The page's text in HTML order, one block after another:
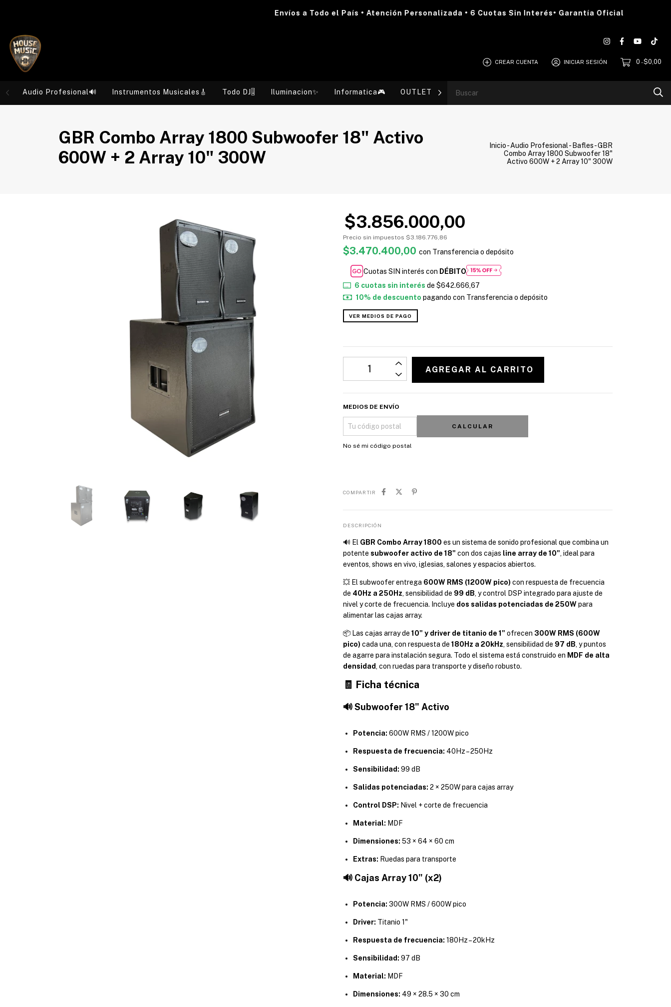
Envíos a Todo el País • Atención Personalizada • 6 Cuotas Sin Interés• Garantía Oficial
CREAR CUENTA INICIAR SESIÓN 0 -$0,00
Audio Profesional🔊 Instrumentos Musicales🎸 Todo DJ🎚️ Iluminacion✨ Informatica🎮 OUTLET💰 Blog
GBR Combo Array 1800 Subwoofer 18" Activo
600W + 2 Array 10" 300W
Inicio- Audio Profesional- Bafles-GBR
Combo Array 1800 Subwoofer 18"
Activo 600W + 2 Array 10" 300W
$3.856.000,00
Precio sin impuestos $3.186.776,86
$3.470.400,00 con Transferencia o depósito
Cuotas SIN interés con DÉBITO
6 cuotas sin interés de $642.666,67
10% de descuento pagando con Transferencia o depósito
VER MEDIOS DE PAGO
MEDIOS DE ENVÍO
CALCULAR
No sé mi código postal
COMPARTIR
DESCRIPCIÓN
🔊 El GBR Combo Array 1800 es un sistema de sonido profesional que combina un
potente subwoofer activo de 18" con dos cajas line array de 10", ideal para
eventos, shows en vivo, iglesias, salones y espacios abiertos.
💥 El subwoofer entrega 600W RMS (1200W pico) con respuesta de frecuencia
de 40Hz a 250Hz, sensibilidad de 99 dB, y control DSP integrado para ajuste de
nivel y corte de frecuencia. Incluye dos salidas potenciadas de 250Wpara
alimentar las cajas array.
📦 Las cajas array de 10" y driver de titanio de 1" ofrecen 300W RMS (600W
pico) cada una, con respuesta de 180Hz a 20kHz, sensibilidad de 97 dB, y puntos
de agarre para instalación segura. Todo el sistema está construido en MDF de alta
densidad, con ruedas para transporte y diseño robusto.
🧾 Ficha técnica
🔊 Subwoofer 18" Activo
Potencia: 600W RMS / 1200W pico
Respuesta de frecuencia: 40Hz – 250Hz
Sensibilidad: 99 dB
Salidas potenciadas: 2 × 250W para cajas array
Control DSP: Nivel + corte de frecuencia
Material: MDF
Dimensiones: 53 × 64 × 60 cm
Extras: Ruedas para transporte
🔊 Cajas Array 10" (x2)
Potencia: 300W RMS / 600W pico
Driver: Titanio 1"
Respuesta de frecuencia: 180Hz – 20kHz
Sensibilidad: 97 dB
Material: MDF
Dimensiones: 49 × 28.5 × 30 cm